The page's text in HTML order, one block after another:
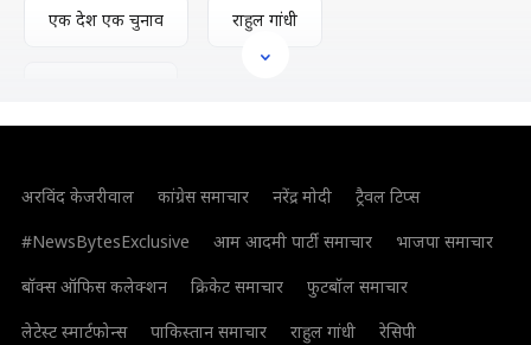
एक देश एक चुनाव राहुल गांधी
अरविंद केजरीवाल कांग्रेस समाचार नरेंद्र मोदी
ट्रैवल टिप्स
#NewsBytesExclusive
आम आदमी पार्टी समाचार
भाजपा समाचार
बॉक्स ऑफिस कलेक्शन
क्रिकेट समाचार
फुटबॉल समाचार
लेटेस्ट स्मार्टफोन्स
पाकिस्तान समाचार राहुल गांधी
रेसिपी